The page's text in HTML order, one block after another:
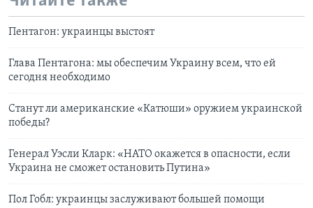
Пентагон: украинцы выстоят
Глава Пентагона: мы обеспечим Украину всем, что ей
сегодня необходимо
Станут ли американские «Катюши» оружием украинской
победы?
Генерал Уэсли Кларк: «НАТО окажется в опасности, если
Украина не сможет остановить Путина»
Пол Гобл: украинцы заслуживают большей помощи